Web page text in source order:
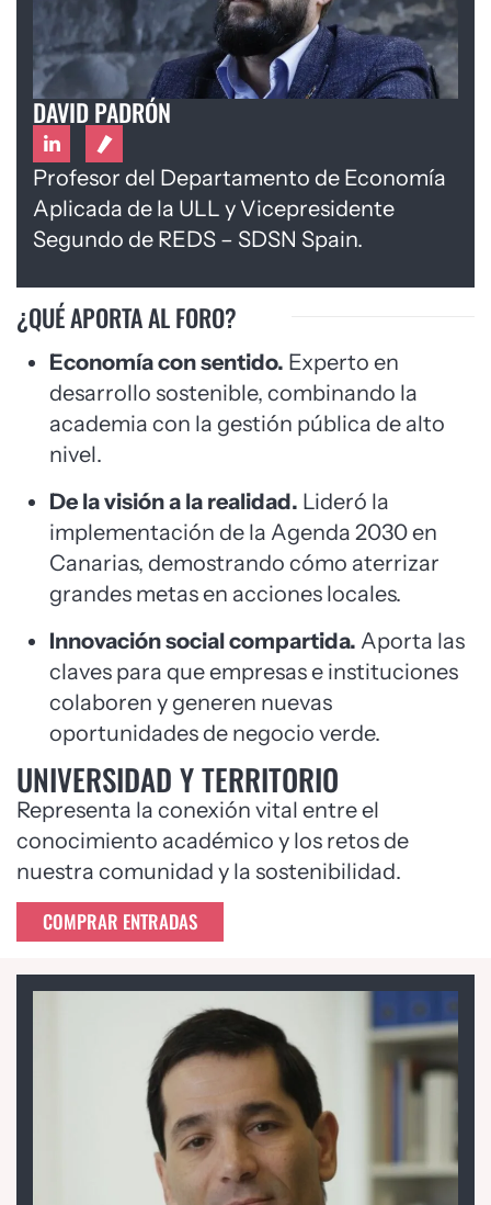
DAVID PADRÓN
Profesor del Departamento de Economía
Aplicada de la ULL y Vicepresidente
Segundo de REDS – SDSN Spain.
¿QUÉ APORTA AL FORO?
Economía con sentido. Experto en
desarrollo sostenible, combinando la
academia con la gestión pública de alto
nivel.
De la visión a la realidad. Lideró la
implementación de la Agenda 2030 en
Canarias, demostrando cómo aterrizar
grandes metas en acciones locales.
Innovación social compartida. Aporta las
claves para que empresas e instituciones
colaboren y generen nuevas
oportunidades de negocio verde.
UNIVERSIDAD Y TERRITORIO
Representa la conexión vital entre el
conocimiento académico y los retos de
nuestra comunidad y la sostenibilidad.
COMPRAR ENTRADAS